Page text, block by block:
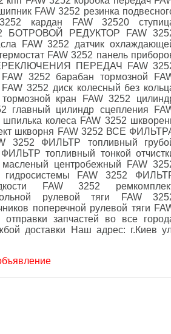
FAW 3252 резинка
кардан FAW 32520
БОТРОВОЙ РЕДУКТОР FAW
FAW 3252 датчик
FAW 3252 панель
ПЕРЕДАЧ FAW
3252 барабан тормозной
3252 диск колесный без
кран FAW 3252
главный цилиндр сцепления
колеса FAW 3252
шкворня FAW 3252 ВСЕ
3252 ФИЛЬТР топливный
топливный тонкой
центробежный FAW
FAW 3252
FAW 3252
рулевой тяги FAW
поперечной рулевой тяги
запчастей во все
доставки Наш адрес: г.Киев